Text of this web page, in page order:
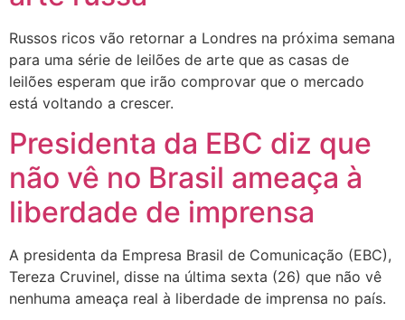
Russos ricos vão retornar a Londres na próxima semana
para uma série de leilões de arte que as casas de
leilões esperam que irão comprovar que o mercado
está voltando a crescer.
Presidenta da EBC diz que
não vê no Brasil ameaça à
liberdade de imprensa
A presidenta da Empresa Brasil de Comunicação (EBC),
Tereza Cruvinel, disse na última sexta (26) que não vê
nenhuma ameaça real à liberdade de imprensa no país.